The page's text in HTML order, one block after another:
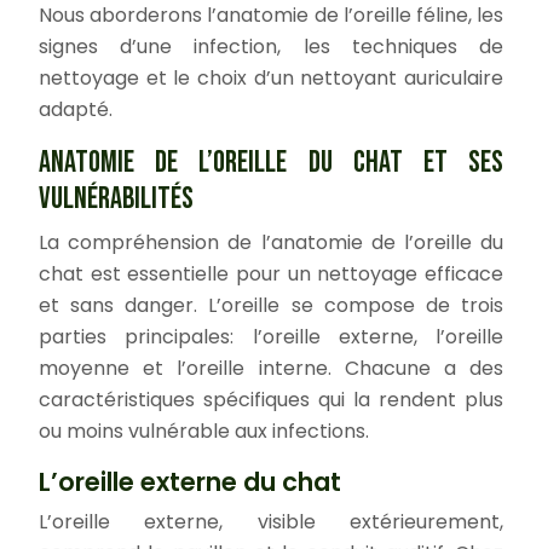
Nous aborderons l’anatomie de l’oreille féline, les
signes d’une infection, les techniques de
nettoyage et le choix d’un nettoyant auriculaire
adapté.
ANATOMIE DE L’OREILLE DU CHAT ET SES
VULNÉRABILITÉS
La compréhension de l’anatomie de l’oreille du
chat est essentielle pour un nettoyage efficace
et sans danger. L’oreille se compose de trois
parties principales: l’oreille externe, l’oreille
moyenne et l’oreille interne. Chacune a des
caractéristiques spécifiques qui la rendent plus
ou moins vulnérable aux infections.
L’oreille externe du chat
L’oreille externe, visible extérieurement,